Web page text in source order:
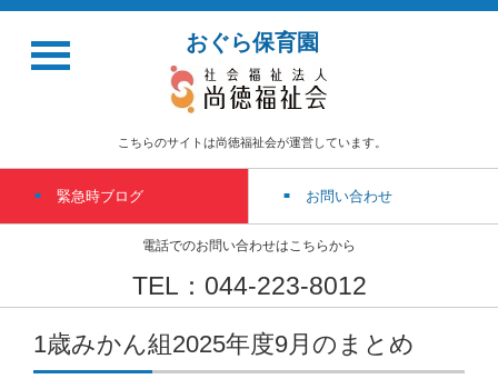
おぐら保育園
こちらのサイトは尚徳福祉会が運営しています。
緊急時ブログ お問い合わせ
電話でのお問い合わせはこちらから
TEL：044-223-8012
1歳みかん組2025年度9月のまとめ